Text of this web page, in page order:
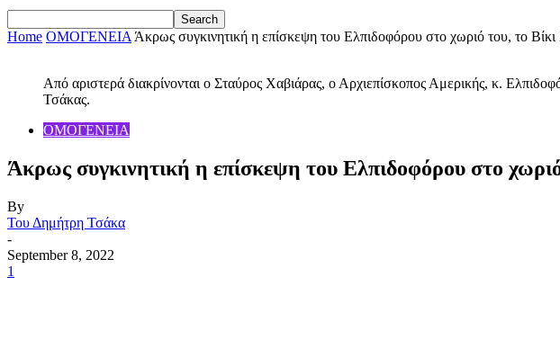
Home ΟΜΟΓΕΝΕΙΑ Άκρως συγκινητική η επίσκεψη του Ελπιδοφόρου στο χωριό του, το Βίκι
Από αριστερά διακρίνονται ο Σταύρος Χαβιάρας, ο Αρχιεπίσκοπος Αμερικής, κ.
Τσάκας.
ΟΜΟΓΕΝΕΙΑ
Άκρως συγκινητική η επίσκεψη του Ελπιδοφόρου στο
By
Του Δημήτρη Τσάκα
-
September 8, 2022
1